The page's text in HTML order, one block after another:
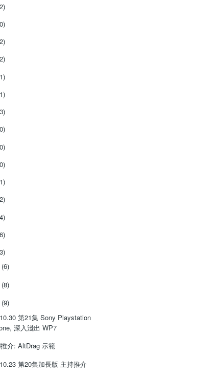
(6)
(8)
(9)
第21集 Sony Playstation
深入淺出 WP7
介: AltDrag 示範
第20集加長版 主持推介